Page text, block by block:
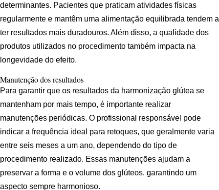
determinantes. Pacientes que praticam atividades físicas
regularmente e mantêm uma alimentação equilibrada tendem a
ter resultados mais duradouros. Além disso, a qualidade dos
produtos utilizados no procedimento também impacta na
longevidade do efeito.
Manutenção dos resultados
Para garantir que os resultados da harmonização glútea se
mantenham por mais tempo, é importante realizar
manutenções periódicas. O profissional responsável pode
indicar a frequência ideal para retoques, que geralmente varia
entre seis meses a um ano, dependendo do tipo de
procedimento realizado. Essas manutenções ajudam a
preservar a forma e o volume dos glúteos, garantindo um
aspecto sempre harmonioso.